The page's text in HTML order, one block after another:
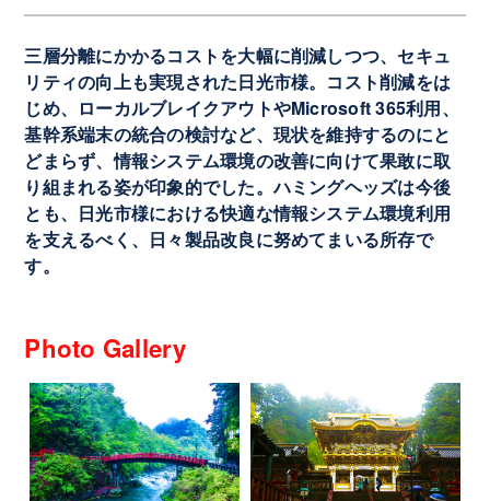
三層分離にかかるコストを大幅に削減しつつ、セキュ
リティの向上も実現された日光市様。コスト削減をは
じめ、ローカルブレイクアウトやMicrosoft 365利用、
基幹系端末の統合の検討など、現状を維持するのにと
どまらず、情報システム環境の改善に向けて果敢に取
り組まれる姿が印象的でした。ハミングヘッズは今後
とも、日光市様における快適な情報システム環境利用
を支えるべく、日々製品改良に努めてまいる所存で
す。
Photo Gallery